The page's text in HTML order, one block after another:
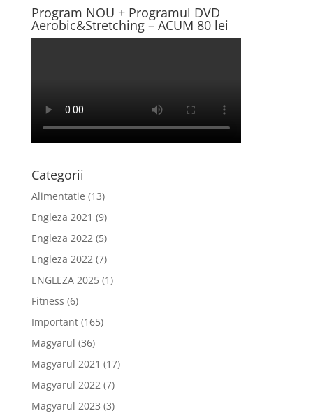
Program NOU + Programul DVD
Aerobic&Stretching – ACUM 80 lei
Categorii
Alimentatie (13)
Engleza 2021 (9)
Engleza 2022(5)
Engleza 2022(7)
ENGLEZA 2025(1)
Fitness (6)
Important(165)
Magyarul (36)
Magyarul 2021 (17)
Magyarul 2022(7)
Magyarul 2023 (3)